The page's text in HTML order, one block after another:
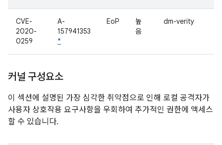
CVE-
2020-
0259
A-
157941353
*
EoP
높
음
dm-verity
커널 구성요소
이 섹션에 설명된 가장 심각한 취약점으로 인해 로컬 공격자가
사용자 상호작용 요구사항을 우회하여 추가적인 권한에 액세스
할 수 있습니다.